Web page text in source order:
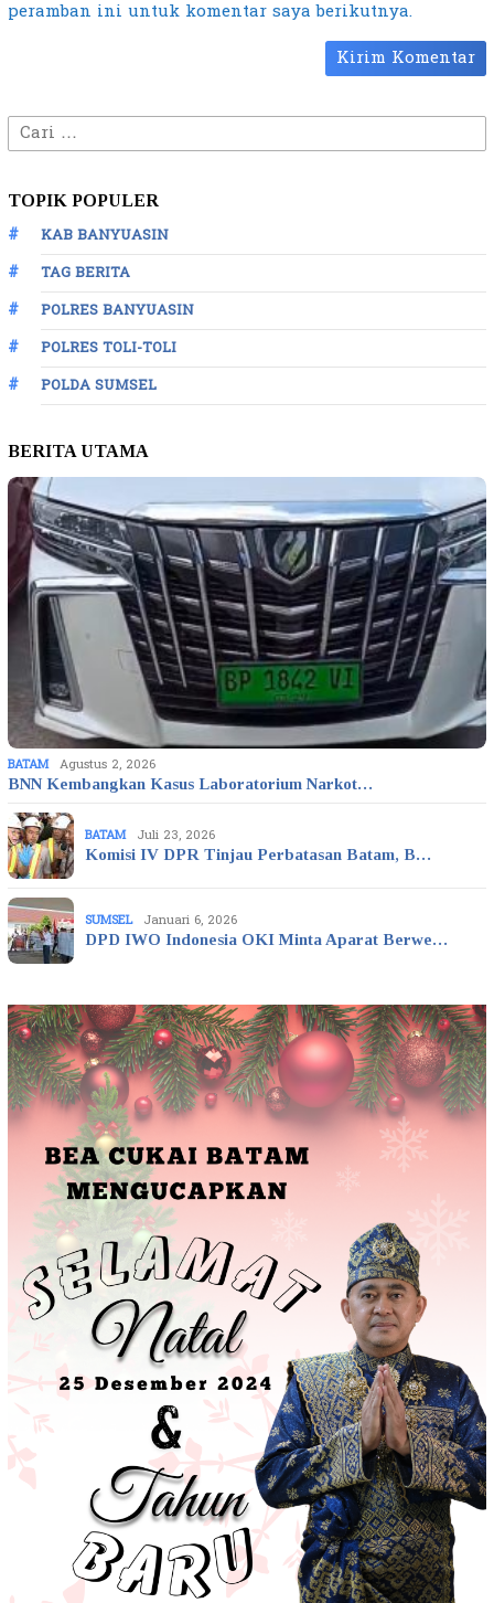
peramban ini untuk komentar saya berikutnya.
Cari
untuk:
TOPIK POPULER
KAB BANYUASIN
TAG BERITA
POLRES BANYUASIN
POLRES TOLI-TOLI
POLDA SUMSEL
BERITA UTAMA
BATAM Agustus 2, 2026
BNN Kembangkan Kasus Laboratorium Narkot…
BATAM Juli 23, 2026
Komisi IV DPR Tinjau Perbatasan Batam, B…
SUMSEL Januari 6, 2026
DPD IWO Indonesia OKI Minta Aparat Berwe…